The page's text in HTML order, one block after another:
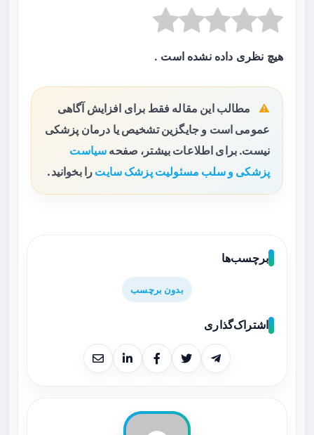
هیچ نظری داده نشده است .
مطالب این مقاله فقط برای افزایش آگاهی
عمومی است و جایگزین تشخیص یا درمان پزشکی
نیست. برای اطلاعات بیشتر، صفحه سیاست
پزشکی و سلب مسئولیت پزشک سایت را بخوانید.
برچسب‌ها
بدون برچسب
اشتراک‌گذاری